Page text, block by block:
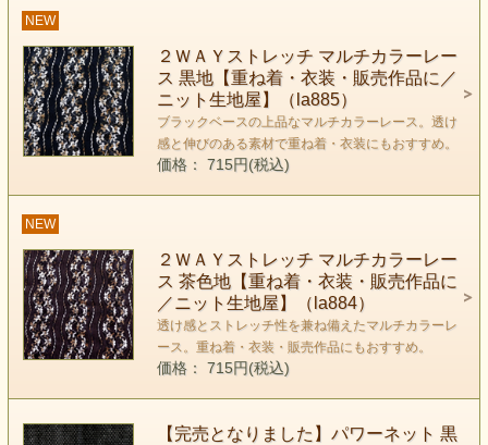
NEW
２ＷＡＹストレッチ マルチカラーレー
ス 黒地【重ね着・衣装・販売作品に／
ニット生地屋】（la885）
ブラックベースの上品なマルチカラーレース。透け
感と伸びのある素材で重ね着・衣装にもおすすめ。
価格： 715円(税込)
NEW
２ＷＡＹストレッチ マルチカラーレー
ス 茶色地【重ね着・衣装・販売作品に
／ニット生地屋】（la884）
透け感とストレッチ性を兼ね備えたマルチカラーレ
ース。重ね着・衣装・販売作品にもおすすめ。
価格： 715円(税込)
【完売となりました】パワーネット 黒